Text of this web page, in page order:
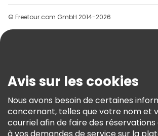
Groupes
Aide
Conditions Générales Et Mentions Légales
Politique En Matière De Cookies
Freetour Prix
© Freetour.com GmbH 2014-2026
Avis sur les cookies
Nous avons besoin de certaines
concernant, telles que votre nom et
courriel afin de faire des